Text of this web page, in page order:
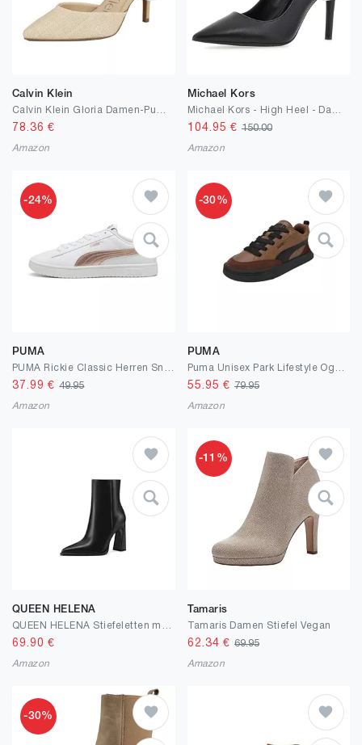
Calvin Klein
78.36 €
Amazon
Michael Kors
104.95 € 150.00
Amazon
-24%
PUMA
37.99 €49.95
Amazon
-30%
PUMA
55.95 € 79.95
Amazon
QUEEN HELENA
69.90 €
Amazon
-11%
Tamaris
Tamaris Damen Stiefel Vegan
62.34 € 69.95
Amazon
-30%